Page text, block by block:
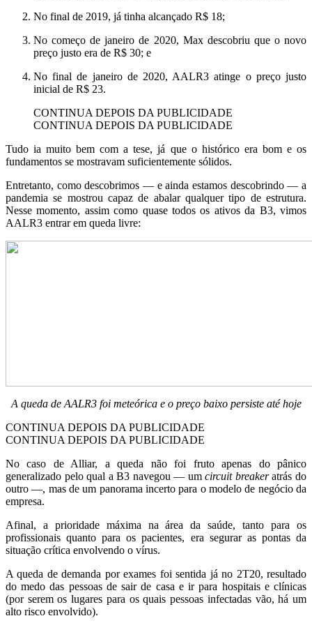
No final de 2019, já tinha alcançado R$ 18;
No começo de janeiro de 2020, Max descobriu que o novo
preço justo era de R$ 30; e
No final de janeiro de 2020, AALR3 atinge o preço justo
inicial de R$ 23.
CONTINUA DEPOIS DA PUBLICIDADE
CONTINUA DEPOIS DA PUBLICIDADE
Tudo ia muito bem com a tese, já que o histórico era bom e os
fundamentos se mostravam suficientemente sólidos.
Entretanto, como descobrimos — e ainda estamos descobrindo — a
pandemia se mostrou capaz de abalar qualquer tipo de estrutura.
Nesse momento, assim como quase todos os ativos da B3, vimos
AALR3 entrar em queda livre:
A queda de AALR3 foi meteórica e o preço baixo persiste até hoje
CONTINUA DEPOIS DA PUBLICIDADE
CONTINUA DEPOIS DA PUBLICIDADE
No caso de Alliar, a queda não foi fruto apenas do pânico
generalizado pelo qual a B3 navegou — umcircuit breakeratrás do
outro —, mas de um panorama incerto para o modelo de negócio da
empresa.
Afinal, a prioridade máxima na área da saúde, tanto para os
profissionais quanto para os pacientes, era segurar as pontas da
situação crítica envolvendo o vírus.
A queda de demanda por exames foi sentida já no 2T20, resultado
do medo das pessoas de sair de casa e ir para hospitais e clínicas
(por serem os lugares para os quais pessoas infectadas vão, há um
alto risco envolvido).